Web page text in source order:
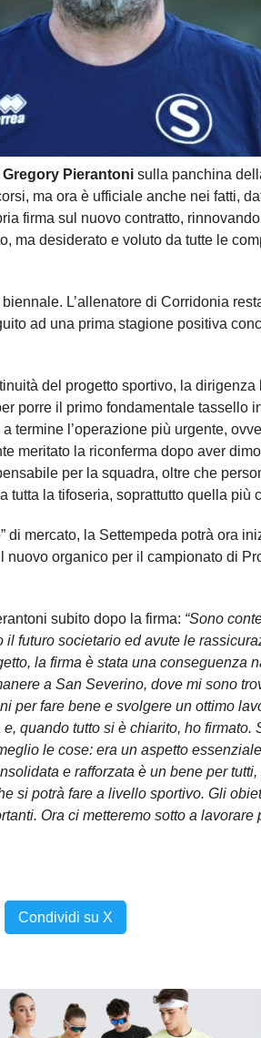
Gregory Pierantoni sulla panchina
ma ora è ufficiale anche nei fatti,
firma sul nuovo contratto,
ma desiderato e voluto da tutte le
biennale. L’allenatore di Corridonia
ad una prima stagione positiva
del progetto sportivo, la dirigenza
porre il primo fondamentale tassello
termine l’operazione più urgente,
meritato la riconferma dopo aver
per la squadra, oltre che
tutta la tifoseria, soprattutto quella più
di mercato, la Settempeda potrà ora
nuovo organico per il campionato di
subito dopo la firma: “Sono
futuro societario ed avute le
la firma è stata una conseguenza
a San Severino, dove mi sono
per fare bene e svolgere un ottimo
quando tutto si è chiarito, ho firmato.
le cose: era un aspetto
e rafforzata è un bene per tutti,
si potrà fare a livello sportivo. Gli
Ora ci metteremo sotto a lavorare
Condividi su X